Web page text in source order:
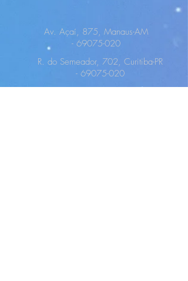
Av. Açaí, 875, Manaus-AM
- 69075-020
R. do Semeador, 702, Curitiba-PR
- 69075-020